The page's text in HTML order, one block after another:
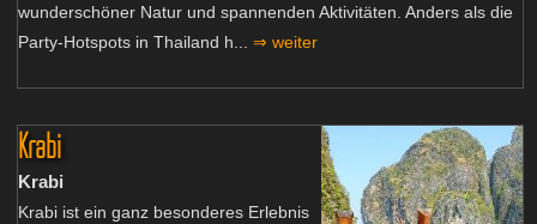
wunderschöner Natur und spannenden Aktivitäten. Anders als die
Party-Hotspots in Thailand h... ⇒ weiter
Krabi
Krabi
Krabi ist ein ganz besonderes Erlebnis